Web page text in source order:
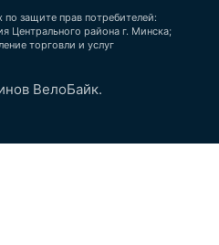
защите прав потребителей:
Центрального района г. Минска;
торговли и услуг
ВелоБайк.